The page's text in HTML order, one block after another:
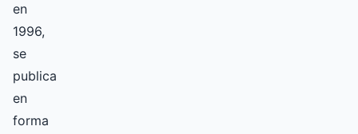
en
1996,
se
publica
en
forma